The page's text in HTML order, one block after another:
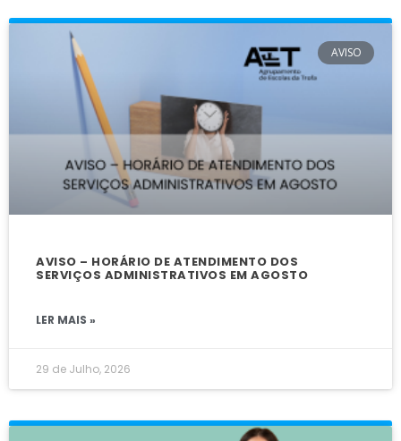
AVISO
AVISO – HORÁRIO DE ATENDIMENTO DOS
SERVIÇOS ADMINISTRATIVOS EM AGOSTO
LER MAIS »
29 de Julho, 2026